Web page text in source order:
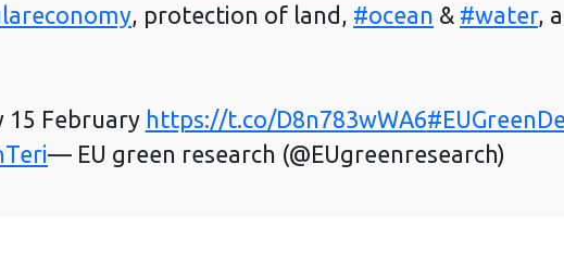
, protection of land, #ocean & #water,
15 February https://t.co/D8n783wWA6
— EU green research (@EUgreenresearch)